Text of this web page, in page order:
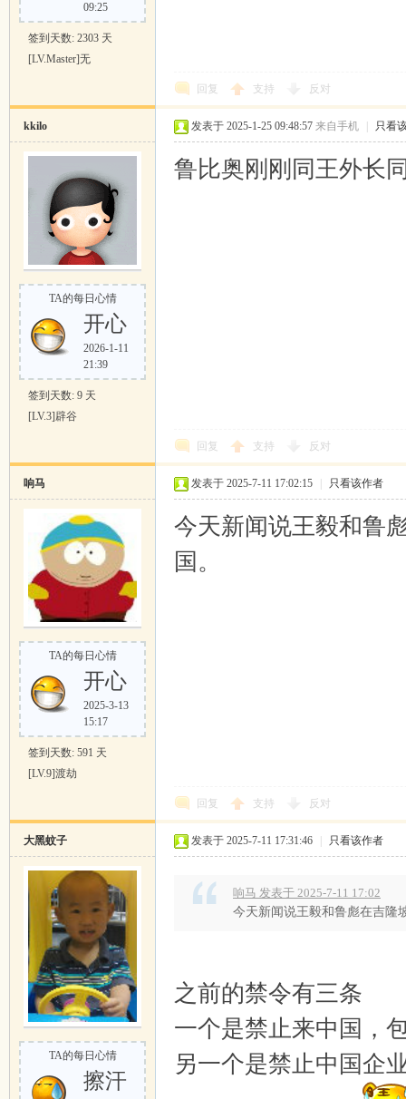
09:25
签到天数: 2303 天
[LV.Master]无
回复 支持 反对
kkilo
TA的每日心情
开心
2026-1-11
21:39
签到天数: 9 天
[LV.3]辟谷
发表于 2025-1-25 09:48:57 来自手机 只看
鲁比奥刚刚同王外长
回复 支持 反对
响马
TA的每日心情
开心
2025-3-13
15:17
签到天数: 591 天
[LV.9]渡劫
发表于 2025-7-11 17:02:15 只看该作者
今天新闻说王毅和鲁
国。
回复 支持 反对
大黑蚊子
TA的每日心情
擦汗
发表于 2025-7-11 17:31:46 只看该作者
响马 发表于 2025-7-11 17:02
今天新闻说王毅和鲁彪在吉隆
之前的禁令有三条
一个是禁止来中国，
另一个是禁止中国企